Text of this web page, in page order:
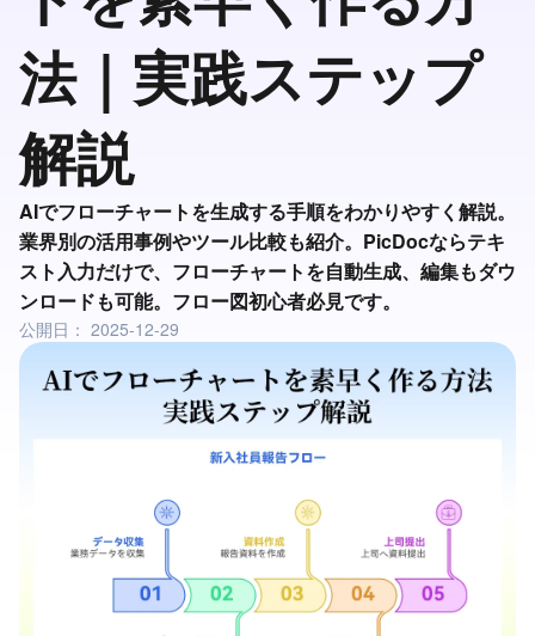
法｜実践ステップ
解説
AIでフローチャートを生成する手順をわかりやすく解説。
業界別の活用事例やツール比較も紹介。PicDocならテキ
スト入力だけで、フローチャートを自動生成、編集もダウ
ンロードも可能。フロー図初心者必見です。
公開日： 2025-12-29